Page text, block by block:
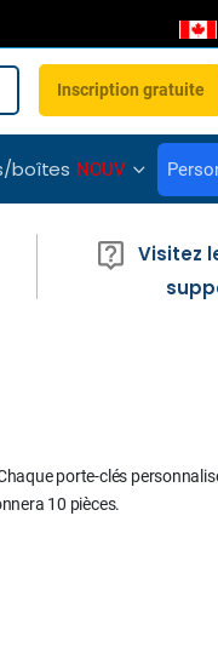
LANGUE
Inscription gratuite
boîtes NOUV
Visitez
porte-clés
10 pièces.